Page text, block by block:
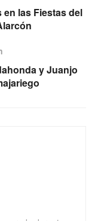
las Fiestas del
y Juanjo